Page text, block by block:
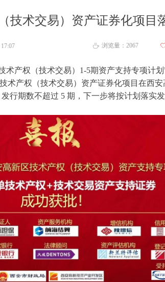
技术交易）资产证券化项目
术产权（技术交易）1-5期资产支持专项计
术产权（技术交易）资产证券化项目在西
行期数不超过 5 期，下一步将按计划落实发
17:07 ꄘ 浏览量： 2067